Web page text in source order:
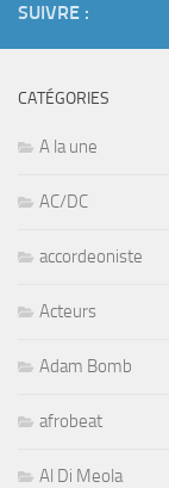
SUIVRE :
CATÉGORIES
A la une
AC/DC
accordeoniste
Acteurs
Adam Bomb
afrobeat
Al Di Meola